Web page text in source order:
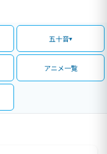
五十音
アニメ一覧